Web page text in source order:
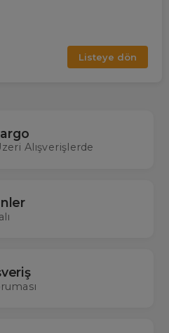
Listeye dön
Alışverişlerde